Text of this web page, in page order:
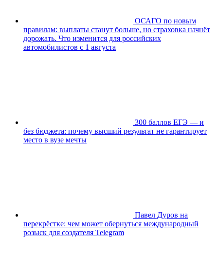
ОСАГО по новым
правилам: выплаты станут больше, но страховка начнёт
дорожать. Что изменится для российских
автомобилистов с 1 августа
300 баллов ЕГЭ — и
без бюджета: почему высший результат не гарантирует
место в вузе мечты
Павел Дуров на
перекрёстке: чем может обернуться международный
розыск для создателя Telegram